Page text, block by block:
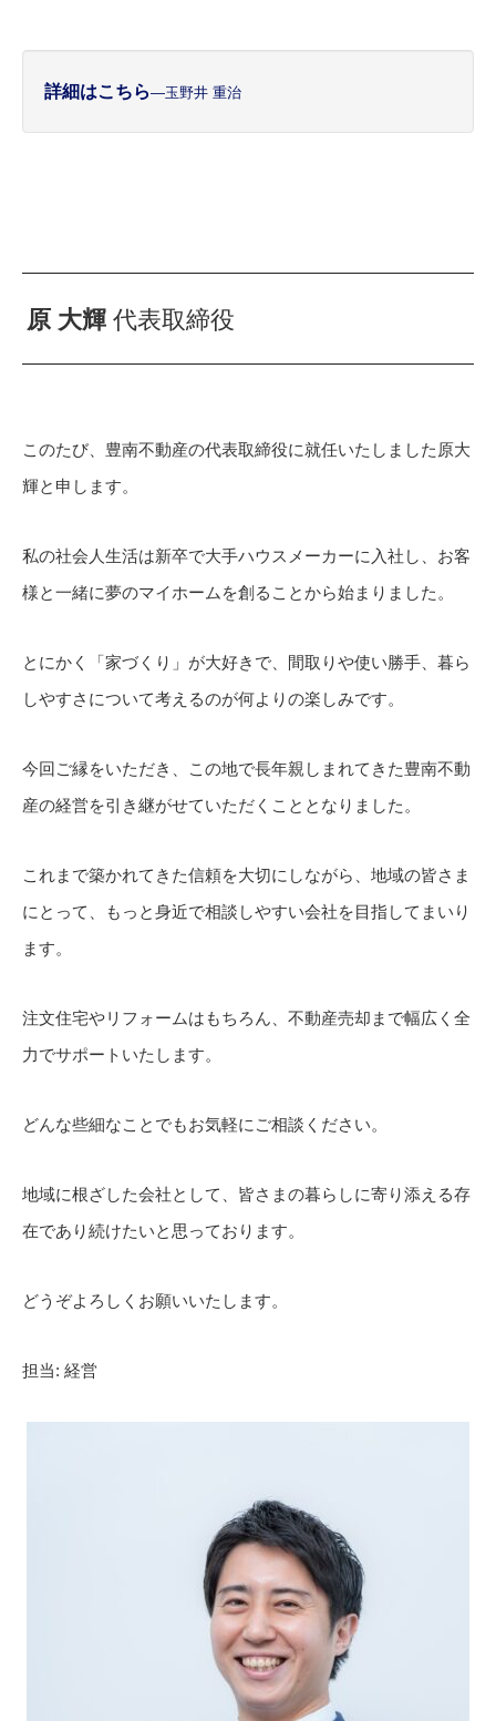
詳細はこちら―玉野井 重治
原 大輝代表取締役
このたび、豊南不動産の代表取締役に就任いたしました原大
輝と申します。
私の社会人生活は新卒で大手ハウスメーカーに入社し、お客
様と一緒に夢のマイホームを創ることから始まりました。
とにかく「家づくり」が大好きで、間取りや使い勝手、暮ら
しやすさについて考えるのが何よりの楽しみです。
今回ご縁をいただき、この地で長年親しまれてきた豊南不動
産の経営を引き継がせていただくこととなりました。
これまで築かれてきた信頼を大切にしながら、地域の皆さま
にとって、もっと身近で相談しやすい会社を目指してまいり
ます。
注文住宅やリフォームはもちろん、不動産売却まで幅広く全
力でサポートいたします。
どんな些細なことでもお気軽にご相談ください。
地域に根ざした会社として、皆さまの暮らしに寄り添える存
在であり続けたいと思っております。
どうぞよろしくお願いいたします。
担当: 経営